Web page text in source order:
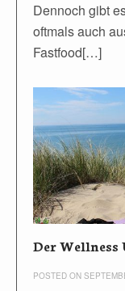
Dennoch gibt
oftmals auch
Fastfood[…]
Der Wellness
POSTED ON